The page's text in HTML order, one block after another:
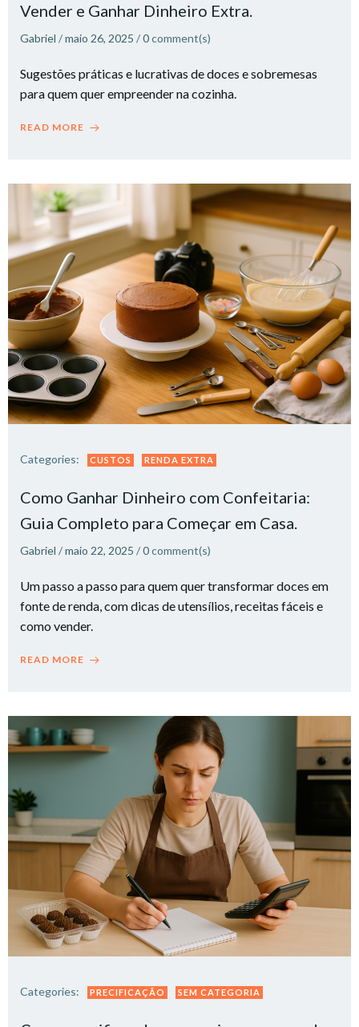
Vender e Ganhar Dinheiro Extra.​
Gabriel /maio 26, 2025 /0comment(s)
Sugestões práticas e lucrativas de doces e sobremesas
para quem quer empreender na cozinha.
READ MORE
Categories: CUSTOS RENDA EXTRA
Como Ganhar Dinheiro com Confeitaria:
Guia Completo para Começar em Casa.​
Gabriel /maio 22, 2025 /0comment(s)
Um passo a passo para quem quer transformar doces em
fonte de renda, com dicas de utensílios, receitas fáceis e
como vender.
READ MORE
Categories: PRECIFICAÇÃO SEM CATEGORIA